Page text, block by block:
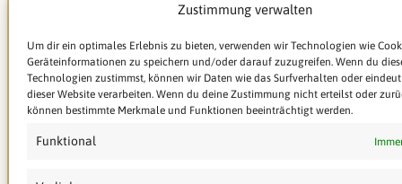
Zustimmung verwalten
Um dir ein optimales Erlebnis zu bieten, verwenden wir Technologien wie
Geräteinformationen zu speichern und/oder darauf zuzugreifen. Wenn du
Technologien zustimmst, können wir Daten wie das Surfverhalten oder
dieser Website verarbeiten. Wenn du deine Zustimmung nicht erteilst oder
können bestimmte Merkmale und Funktionen beeinträchtigt werden.
Funktional
AStA der Universität des Saarlandes